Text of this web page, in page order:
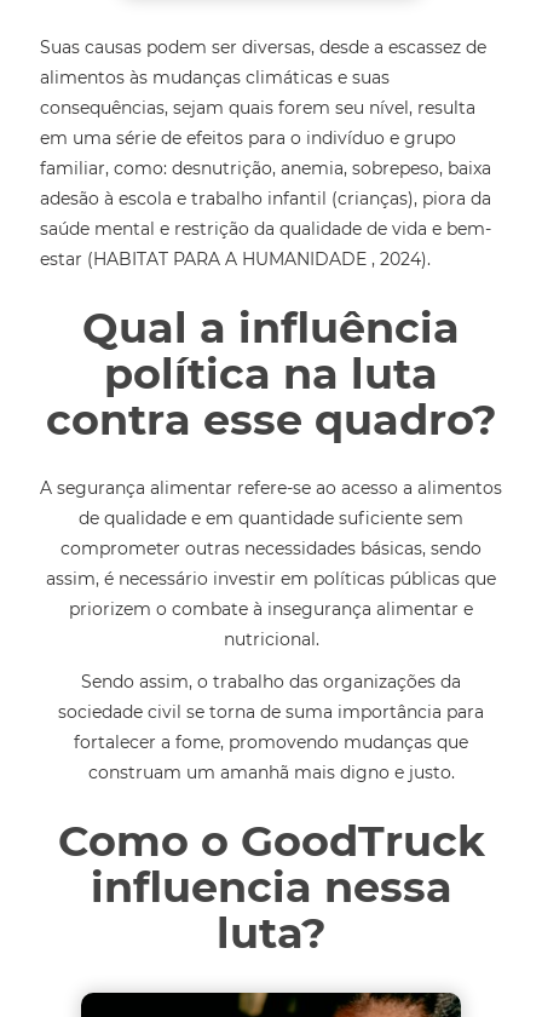
Suas causas podem ser diversas, desde a escassez de
alimentos às mudanças climáticas e suas
consequências, sejam quais forem seu nível, resulta
em uma série de efeitos para o indivíduo e grupo
familiar, como: desnutrição, anemia, sobrepeso, baixa
adesão à escola e trabalho infantil (crianças), piora da
saúde mental e restrição da qualidade de vida e bem-
estar (HABITAT PARA A HUMANIDADE , 2024).
Qual a influência
política na luta
contra esse quadro?
A segurança alimentar refere-se ao acesso a alimentos
de qualidade e em quantidade suficiente sem
comprometer outras necessidades básicas, sendo
assim, é necessário investir em políticas públicas que
priorizem o combate à insegurança alimentar e
nutricional.
Sendo assim, o trabalho das organizações da
sociedade civil se torna de suma importância para
fortalecer a fome, promovendo mudanças que
construam um amanhã mais digno e justo.
Como o GoodTruck
influencia nessa
luta?